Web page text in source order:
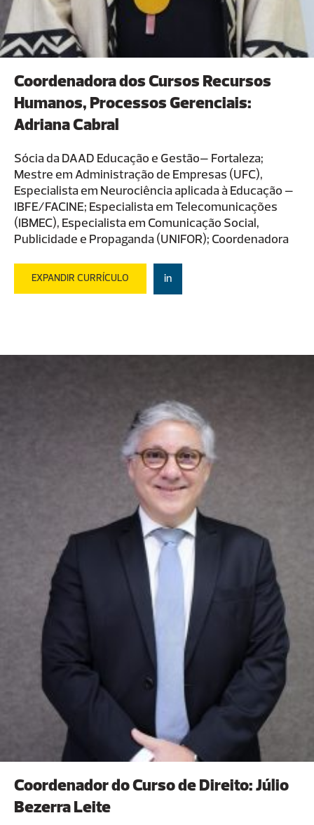
Coordenadora dos Cursos Recursos
Humanos, Processos Gerenciais:
Adriana Cabral
Sócia da DAAD Educação e Gestão– Fortaleza;
Mestre em Administração de Empresas (UFC),
Especialista em Neurociência aplicada à Educação –
IBFE/FACINE; Especialista em Telecomunicações
(IBMEC), Especialista em Comunicação Social,
Publicidade e Propaganda (UNIFOR); Coordenadora
graduação da FGV e UNIFOR; Atua como mentora e
EXPANDIR CURRÍCULO in
Coordenador do Curso de Direito: Júlio
Bezerra Leite